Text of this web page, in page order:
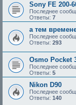
Sony FE 200-
Последнее
Ответы: 7
а тем
Последнее
Ответы: 293
Osmo Pocket
Последнее
Ответы: 5
Nikon D90
Последнее
Ответы: 140